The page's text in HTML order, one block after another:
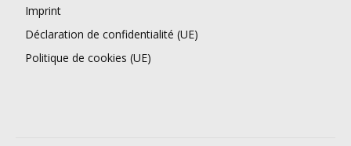
Imprint
Déclaration de confidentialité (UE)
Politique de cookies (UE)